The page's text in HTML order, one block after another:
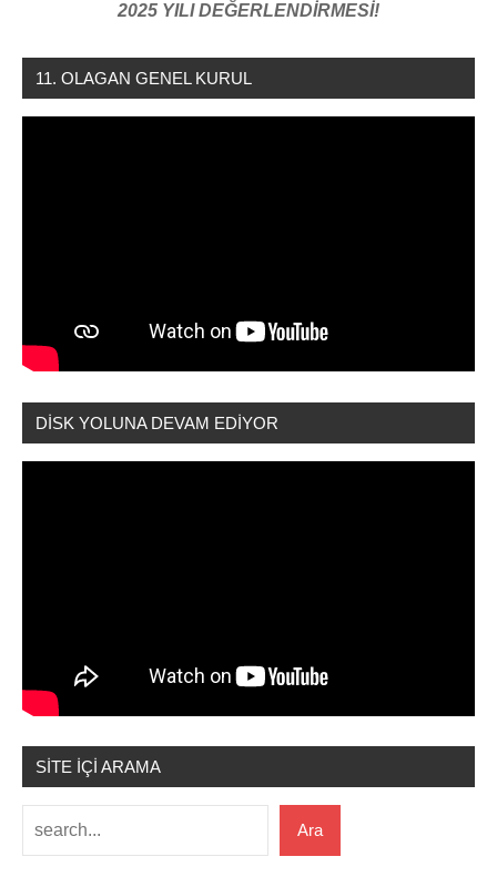
2025 YILI DEĞERLENDİRMESİ!
11. OLAGAN GENEL KURUL
DİSK YOLUNA DEVAM EDİYOR
SİTE İÇİ ARAMA
Ara